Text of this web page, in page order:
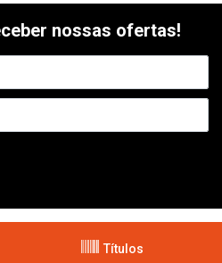
nossas ofertas!
Títulos